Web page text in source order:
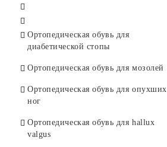
Ортопедическая обувь для
диабетической стопы
Ортопедическая обувь для мозолей
Ортопедическая обувь для опухших
ног
Ортопедическая обувь для hallux
valgus